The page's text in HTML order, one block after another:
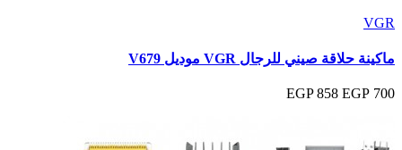
VGR
ماكينة حلاقة صيني للرجال VGR موديل V679
700 EGP
858 EGP